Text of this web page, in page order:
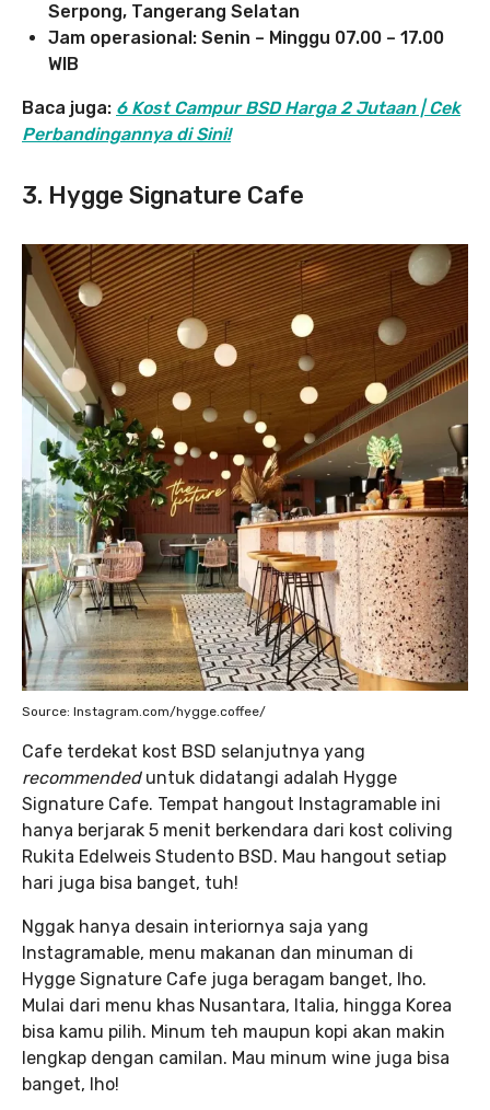
Serpong, Tangerang Selatan
Jam operasional: Senin – Minggu 07.00 – 17.00
WIB
Baca juga: 6 Kost Campur BSD Harga 2 Jutaan | Cek
Perbandingannya di Sini!
3. Hygge Signature Cafe
Source: Instagram.com/hygge.coffee/
Cafe terdekat kost BSD selanjutnya yang
recommendeduntuk didatangi adalah Hygge
Signature Cafe. Tempat hangout Instagramable ini
hanya berjarak 5 menit berkendara dari kost coliving
Rukita Edelweis Studento BSD. Mau hangout setiap
hari juga bisa banget, tuh!
Nggak hanya desain interiornya saja yang
Instagramable, menu makanan dan minuman di
Hygge Signature Cafe juga beragam banget, lho.
Mulai dari menu khas Nusantara, Italia, hingga Korea
bisa kamu pilih. Minum teh maupun kopi akan makin
lengkap dengan camilan. Mau minum wine juga bisa
banget, lho!